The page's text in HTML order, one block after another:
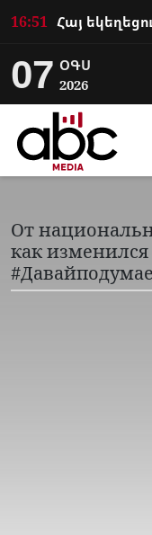
16:51
07 ՕԳՍ
2026
От
как